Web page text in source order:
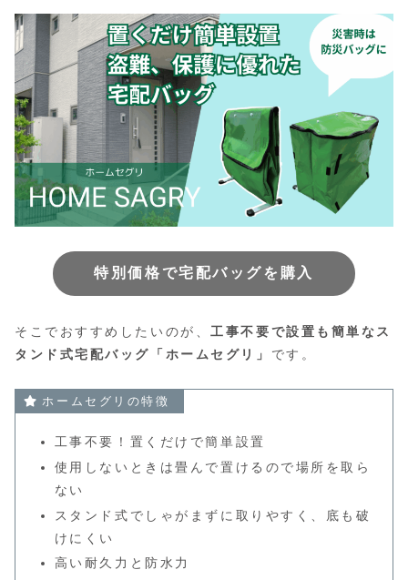
特別価格で宅配バッグを購入
そこでおすすめしたいのが、工事不要で設置も簡単なス
タンド式宅配バッグ「ホームセグリ」 です。
ホームセグリの特徴
工事不要！置くだけで簡単設置
使用しないときは畳んで置けるので場所を取ら
ない
スタンド式でしゃがまずに取りやすく、底も破
けにくい
高い耐久力と防水力